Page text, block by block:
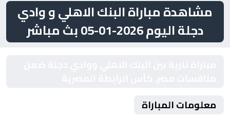
مشاهدة مباراة البنك الاهلي و وادي
دجلة اليوم 2026-01-05 بث مباشر
معلومات المباراة